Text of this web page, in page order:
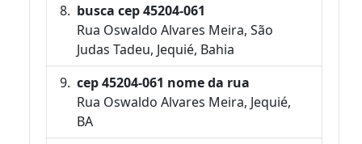
busca cep 45204-061
Rua Oswaldo Alvares Meira, São
Judas Tadeu, Jequié, Bahia
cep 45204-061 nome da rua
Rua Oswaldo Alvares Meira, Jequié,
BA